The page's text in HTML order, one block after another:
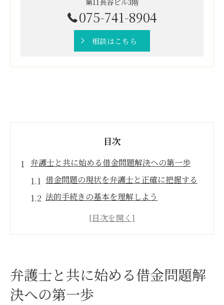
075-741-8904
相談はこちら
目次
弁護士と共に始める借金問題解決への第一歩
借金問題の現状を弁護士と正確に把握する
法的手続きの基本を理解しよう
弁護士と協力して解決策を見つける方法
弁護士の専門知識で相続債務を乗り越える方法
相続債務の基礎知識を理解する
弁護士と共に始める借金問題解
決への第一歩